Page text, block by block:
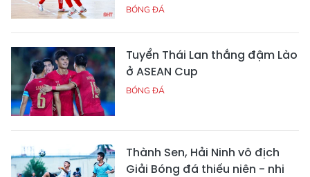
BÓNG ĐÁ
Tuyển Thái Lan thắng đậm Lào
ở ASEAN Cup
BÓNG ĐÁ
Thành Sen, Hải Ninh vô địch
Giải Bóng đá thiếu niên - nhi